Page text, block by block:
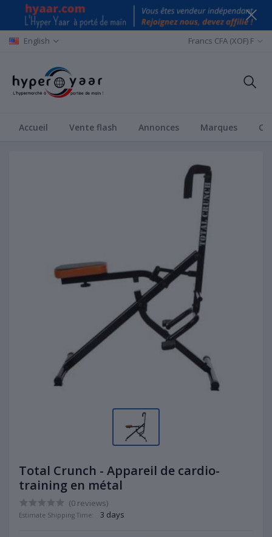
English Francs CFA (XOF) F
Accueil Vente flash Annonces Marques
Total Crunch - Appareil de cardio-
training en métal
(0 reviews)
Estimate Shipping Time: 3 days